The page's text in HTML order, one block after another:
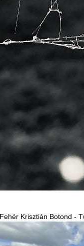
Fehér Krisztián Botond -